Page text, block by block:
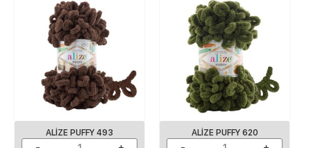
ALIZE PUFFY 493 ALIZE PUFFY 620